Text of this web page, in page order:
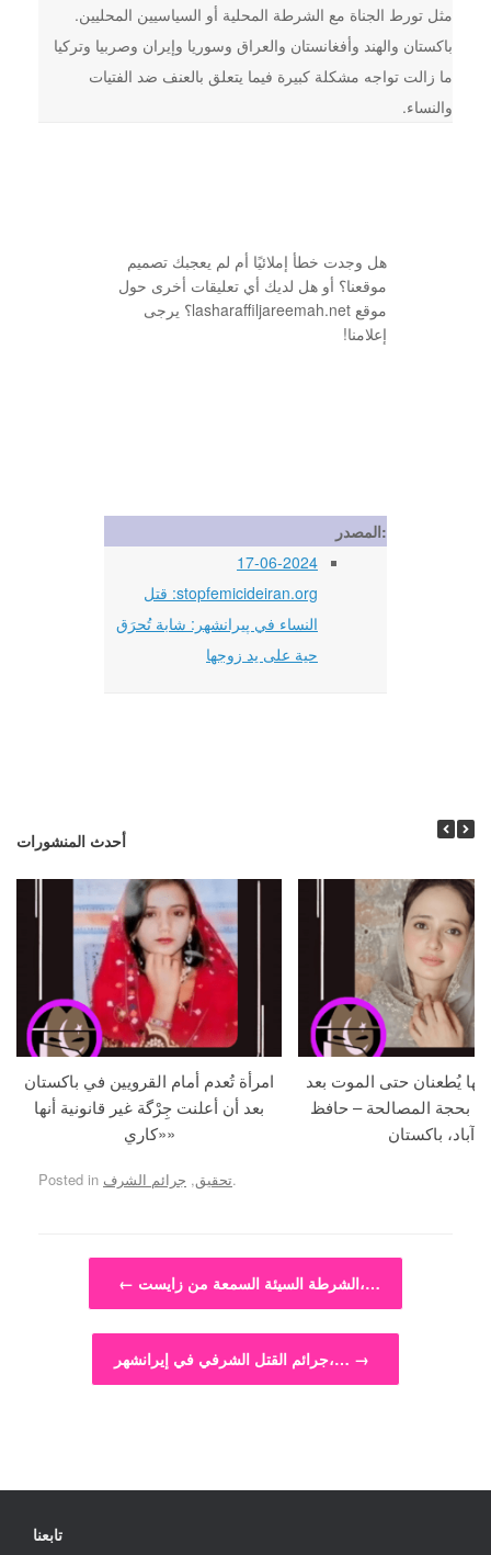
مثل تورط الجناة مع الشرطة المحلية أو السياسيين المحليين.
باكستان والهند وأفغانستان والعراق وسوريا وإيران وصربيا وتركيا
ما زالت تواجه مشكلة كبيرة فيما يتعلق بالعنف ضد الفتيات
والنساء.
هل وجدت خطأ إملائيًا أم لم يعجبك تصميم
موقعنا؟ أو هل لديك أي تعليقات أخرى حول
موقع lasharaffiljareemah.net؟ يرجى
إعلامنا!
المصدر:
17-06-2024
stopfemicideiran.org: قتل
النساء في پیرانشهر: شابة تُحرَق
حية على يد زوجها
أحدث المنشورات
امرأة تُعدم أمام القرويين في باكستان
بعد أن أعلنت جِرْگة غير قانونية أنها
«كاري»
يُطعنان حتى الموت بعد
بحجة المصالحة – حافظ
آباد، باكستان
Posted in تحقيق, جرائم الشرف .
Post navigation
← الشرطة السيئة السمعة من زايست،…
جرائم القتل الشرفي في إيرانشهر،… →
تابعنا